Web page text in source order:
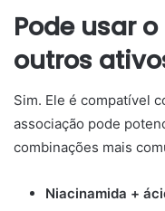
Pode usar
outros
Sim. Ele é compatível
associação pode
combinações mais
Niacinamida +